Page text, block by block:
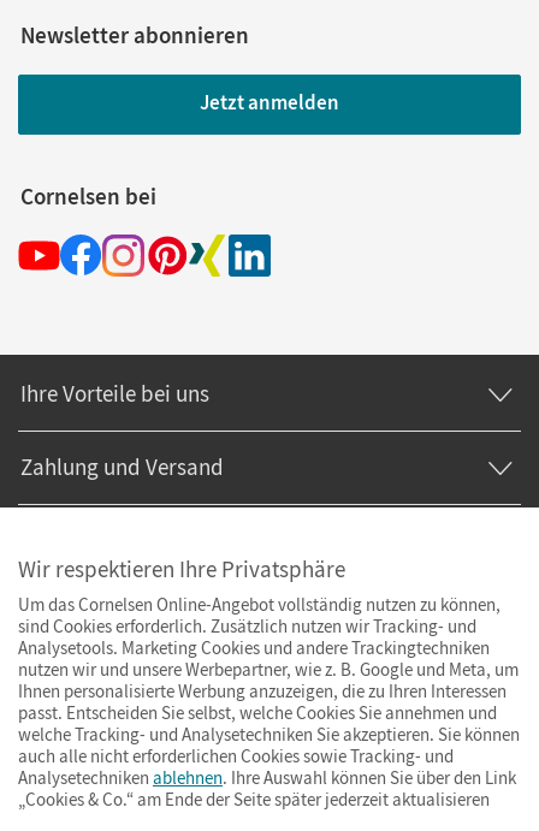
Newsletter abonnieren
Jetzt anmelden
Cornelsen bei
Ihre Vorteile bei uns
Zahlung und Versand
ImpressumAGBDatenschutzBarrierefreiheitCookies & Co.
Wir respektieren Ihre Privatsphäre
Um das Cornelsen Online-Angebot vollständig nutzen zu können,
sind Cookies erforderlich. Zusätzlich nutzen wir Tracking- und
Analysetools. Marketing Cookies und andere Trackingtechniken
nutzen wir und unsere Werbepartner, wie z. B. Google und Meta, um
Ihnen personalisierte Werbung anzuzeigen, die zu Ihren Interessen
passt. Entscheiden Sie selbst, welche Cookies Sie annehmen und
welche Tracking- und Analysetechniken Sie akzeptieren. Sie können
auch alle nicht erforderlichen Cookies sowie Tracking- und
Analysetechniken ablehnen. Ihre Auswahl können Sie über den Link
„Cookies & Co.“ am Ende der Seite später jederzeit aktualisieren